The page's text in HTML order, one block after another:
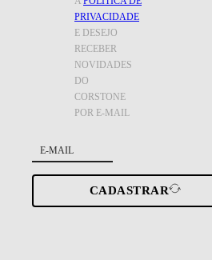
PRIVACIDADE
E DESEJO
RECEBER
NOVIDADES
DO
CORSTONE
POR E-MAIL
CADASTRAR